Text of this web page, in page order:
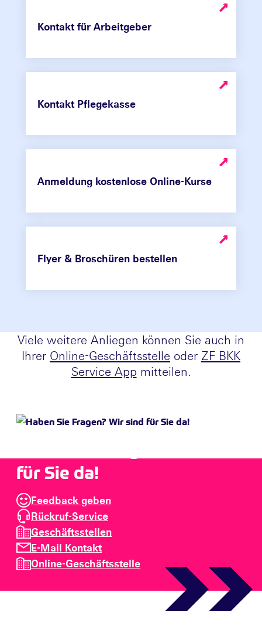
Kontakt für Arbeitgeber
Kontakt Pflegekasse
Anmeldung kostenlose Online-Kurse
Flyer & Broschüren bestellen
Viele weitere Anliegen können Sie auch in
Ihrer Online-Geschäftsstelle oder ZF BKK
Service App mitteilen.
für Sie da!
Feedback geben
Rückruf-Service
Geschäftsstellen
E-Mail Kontakt
Online-Geschäftsstelle